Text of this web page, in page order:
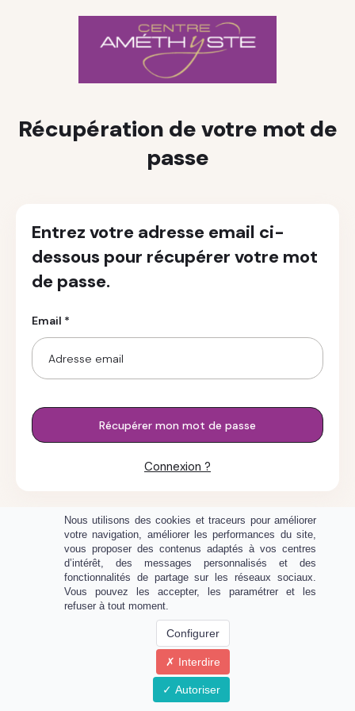
Récupération de votre mot de
passe
Entrez votre adresse email ci-
dessous pour récupérer votre mot
de passe.
Email *
Récupérer mon mot de passe
Connexion ?
Propulsé par
Nous utilisons des cookies et traceurs pour améliorer
votre navigation, améliorer les performances du site,
vous proposer des contenus adaptés à vos centres
d’intérêt, des messages personnalisés et des
fonctionnalités de partage sur les réseaux sociaux.
Vous pouvez les accepter, les paramétrer et les
refuser à tout moment.
Configurer
Interdire
Autoriser